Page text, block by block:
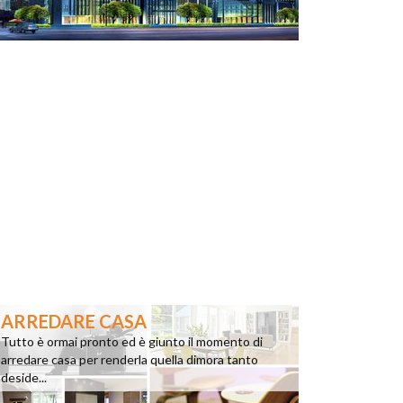
ARREDARE CASA
Tutto è ormai pronto ed è giunto il momento di
arredare casa per renderla quella dimora tanto
deside...